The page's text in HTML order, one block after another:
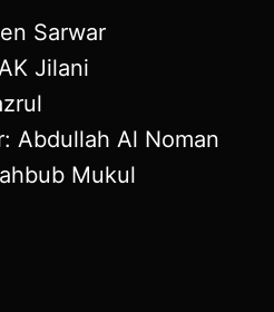
Sarwar
Jilani
Abdullah Al Noman
Mukul